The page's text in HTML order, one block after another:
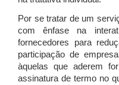
Por se tratar de um
com ênfase na
fornecedores para
participação de
àquelas que aderem
assinatura de termo no